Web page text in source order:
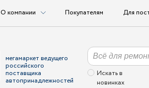
О компании Покупателям Для
мегамаркет ведущего
российского
поставщика
автопринадлежностей
Искать в
новинках